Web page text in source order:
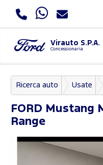
Virauto S.P.A.
Concessionaria
Ricerca auto Usate
FORD Mustang
Range